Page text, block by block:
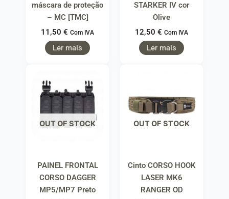
máscara de proteção
– MC [TMC]
11,50 € Com IVA
Ler mais
STARKER IV cor
Olive
12,50 € Com IVA
Ler mais
OUT OF STOCK
PAINEL FRONTAL
CORSO DAGGER
MP5/MP7 Preto
OUT OF STOCK
Cinto CORSO HOOK
LASER MK6
RANGER OD